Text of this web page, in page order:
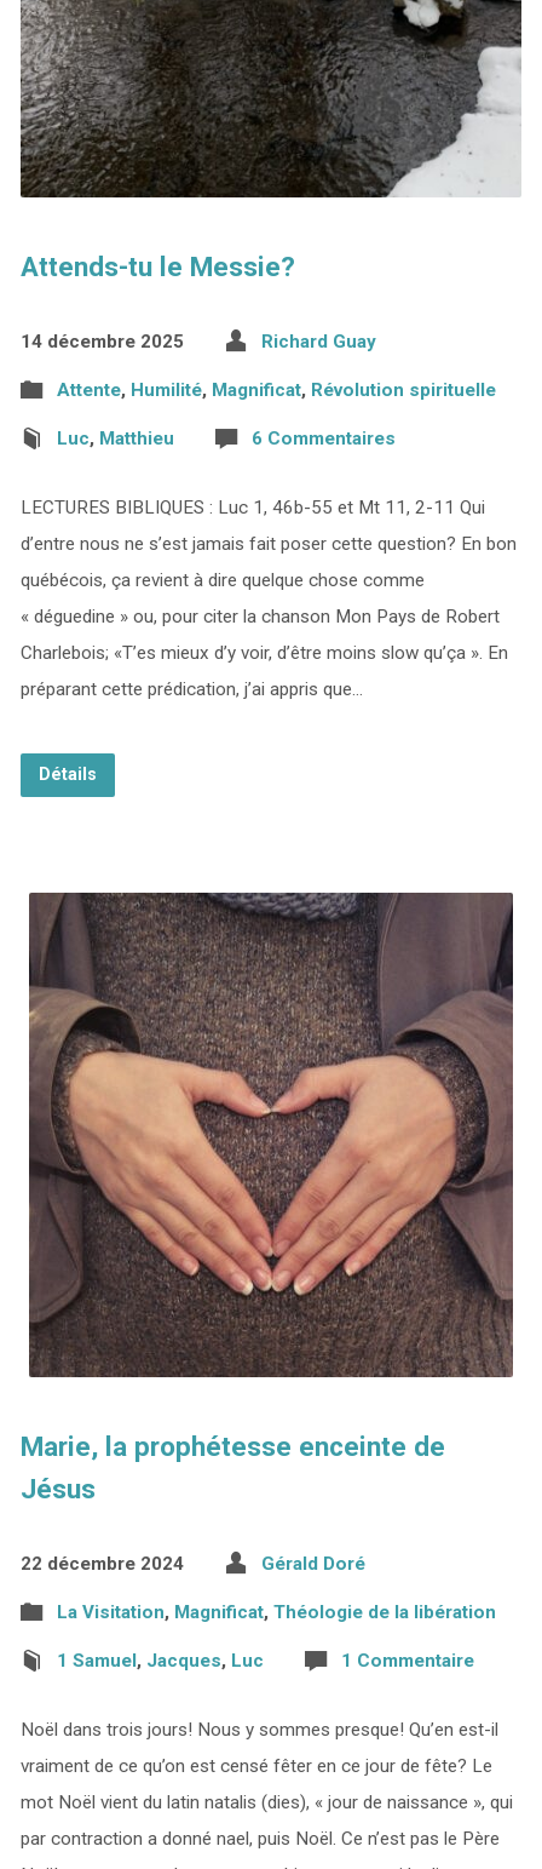
Attends-tu le Messie?
14 décembre 2025 Richard Guay
Attente, Humilité, Magnificat, Révolution spirituelle
Luc, Matthieu 6 Commentaires
LECTURES BIBLIQUES : Luc 1, 46b-55 et Mt 11, 2-11 Qui
d’entre nous ne s’est jamais fait poser cette question? En bon
québécois, ça revient à dire quelque chose comme
« déguedine » ou, pour citer la chanson Mon Pays de Robert
Charlebois; «T’es mieux d’y voir, d’être moins slow qu’ça ». En
préparant cette prédication, j’ai appris que…
Détails
Marie, la prophétesse enceinte de
Jésus
22 décembre 2024 Gérald Doré
La Visitation, Magnificat, Théologie de la libération
1 Samuel, Jacques, Luc 1 Commentaire
Noël dans trois jours! Nous y sommes presque! Qu’en est-il
vraiment de ce qu’on est censé fêter en ce jour de fête? Le
mot Noël vient du latin natalis (dies), « jour de naissance », qui
par contraction a donné nael, puis Noël. Ce n’est pas le Père